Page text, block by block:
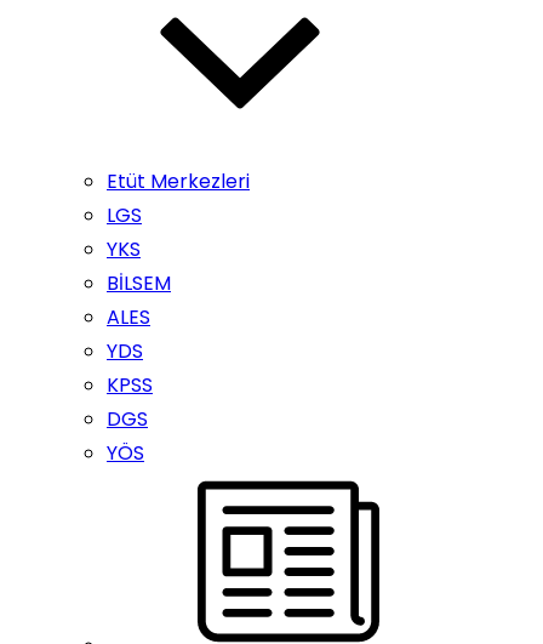
Etüt Merkezleri
LGS
YKS
BİLSEM
ALES
YDS
KPSS
DGS
YÖS